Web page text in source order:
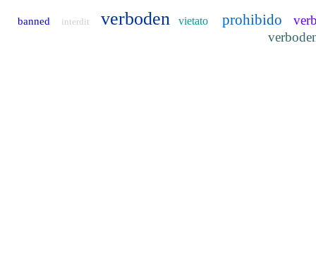
banned interdit verboden vietato prohibido